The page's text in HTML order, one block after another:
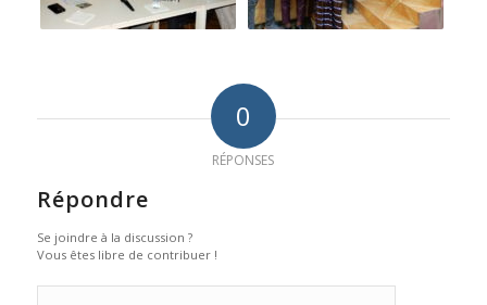
0
RÉPONSES
Répondre
Se joindre à la discussion ?
Vous êtes libre de contribuer !